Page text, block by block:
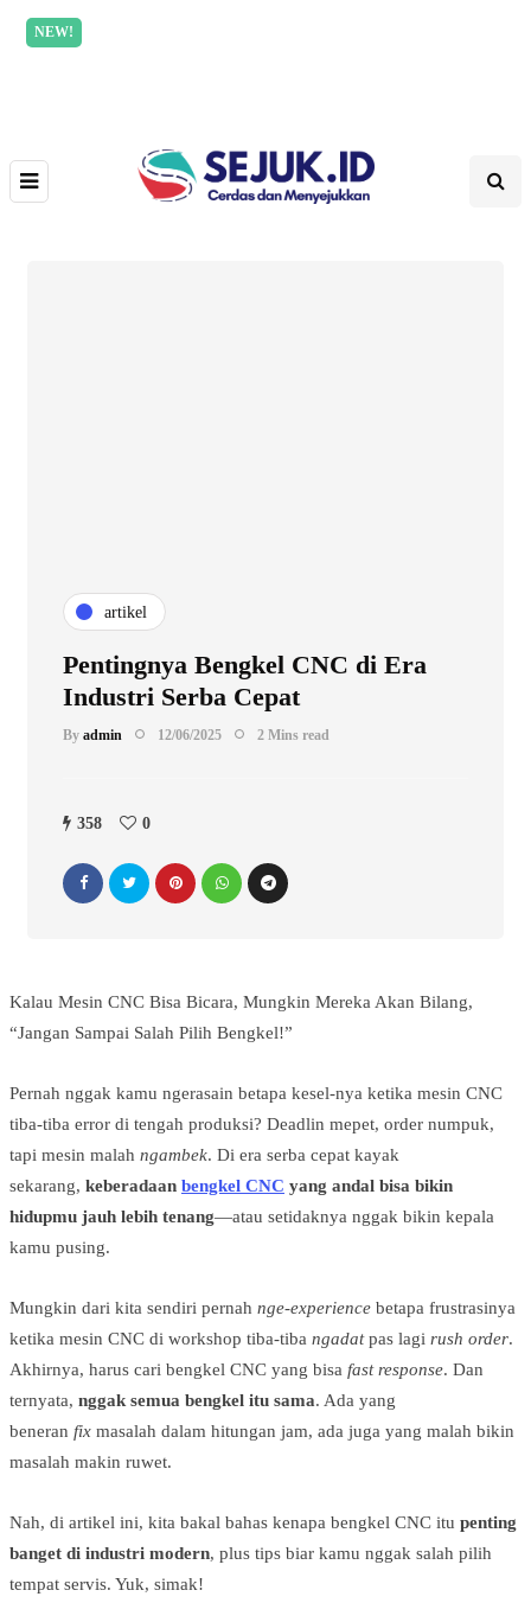
NEW!
artikel
Pentingnya Bengkel CNC di Era
Industri Serba Cepat
By admin 12/06/2025 2 Mins read
358 0
Kalau Mesin CNC Bisa Bicara, Mungkin Mereka Akan Bilang,
“Jangan Sampai Salah Pilih Bengkel!”
Pernah nggak kamu ngerasain betapa kesel-nya ketika mesin CNC
tiba-tiba error di tengah produksi? Deadlin mepet, order numpuk,
tapi mesin malah ngambek. Di era serba cepat kayak
sekarang, keberadaan bengkel CNC yang andal bisa bikin
hidupmu jauh lebih tenang—atau setidaknya nggak bikin kepala
kamu pusing.
Mungkin dari kita sendiri pernah nge-experience betapa frustrasinya
ketika mesin CNC di workshop tiba-tiba ngadatpas lagi rush order.
Akhirnya, harus cari bengkel CNC yang bisa fast response. Dan
ternyata, nggak semua bengkel itu sama. Ada yang
beneran fix masalah dalam hitungan jam, ada juga yang malah bikin
masalah makin ruwet.
Nah, di artikel ini, kita bakal bahas kenapa bengkel CNC itu penting
banget di industri modern, plus tips biar kamu nggak salah pilih
tempat servis. Yuk, simak!